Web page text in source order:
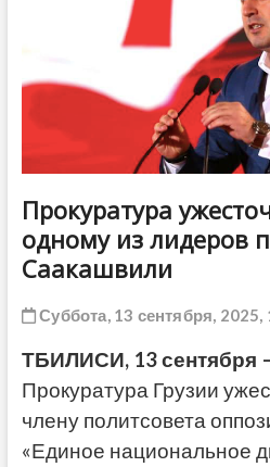
Прокуратура
одному из лидеров
Саакашвили
Суббота, 13 сентября, 2025,
ТБИЛИСИ, 13 сентября
Прокуратура Грузии
члену политсовета
«Единое национальное